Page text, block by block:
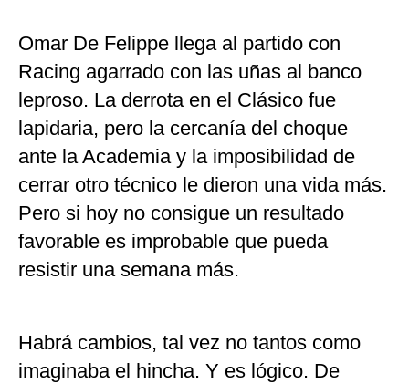
Omar De Felippe llega al partido con
Racing agarrado con las uñas al banco
leproso. La derrota en el Clásico fue
lapidaria, pero la cercanía del choque
ante la Academia y la imposibilidad de
cerrar otro técnico le dieron una vida más.
Pero si hoy no consigue un resultado
favorable es improbable que pueda
resistir una semana más.
Habrá cambios, tal vez no tantos como
imaginaba el hincha. Y es lógico. De